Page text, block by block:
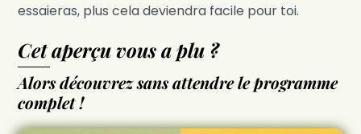
essaieras, plus cela deviendra facile pour toi.
Cet aperçu vous a plu ?
Alors découvrez sans attendre le programme
complet !